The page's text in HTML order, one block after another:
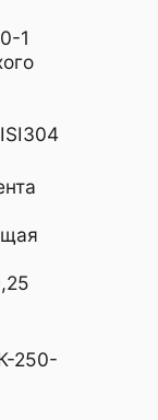
1
250-